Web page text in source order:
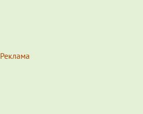
Реклама